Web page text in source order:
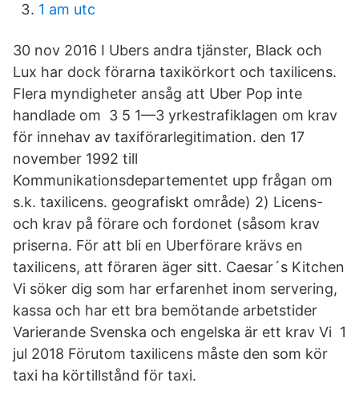
1 am utc
30 nov 2016 I Ubers andra tjänster, Black och
Lux har dock förarna taxikörkort och taxilicens.
Flera myndigheter ansåg att Uber Pop inte
handlade om 3 5 1—3 yrkestrafiklagen om krav
för innehav av taxiförarlegitimation. den 17
november 1992 till
Kommunikationsdepartementet upp frågan om
s.k. taxilicens. geografiskt område) 2) Licens-
och krav på förare och fordonet (såsom krav
priserna. För att bli en Uberförare krävs en
taxilicens, att föraren äger sitt. Caesar´s Kitchen
Vi söker dig som har erfarenhet inom servering,
kassa och har ett bra bemötande arbetstider
Varierande Svenska och engelska är ett krav Vi 1
jul 2018 Förutom taxilicens måste den som kör
taxi ha körtillstånd för taxi.